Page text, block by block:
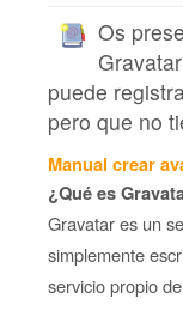
Os
puede
pero que no
Manual crear
¿Qué es
Gravatar es un
simplemente
servicio propio